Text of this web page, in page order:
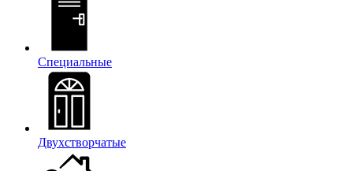
Специальные
Двухстворчатые